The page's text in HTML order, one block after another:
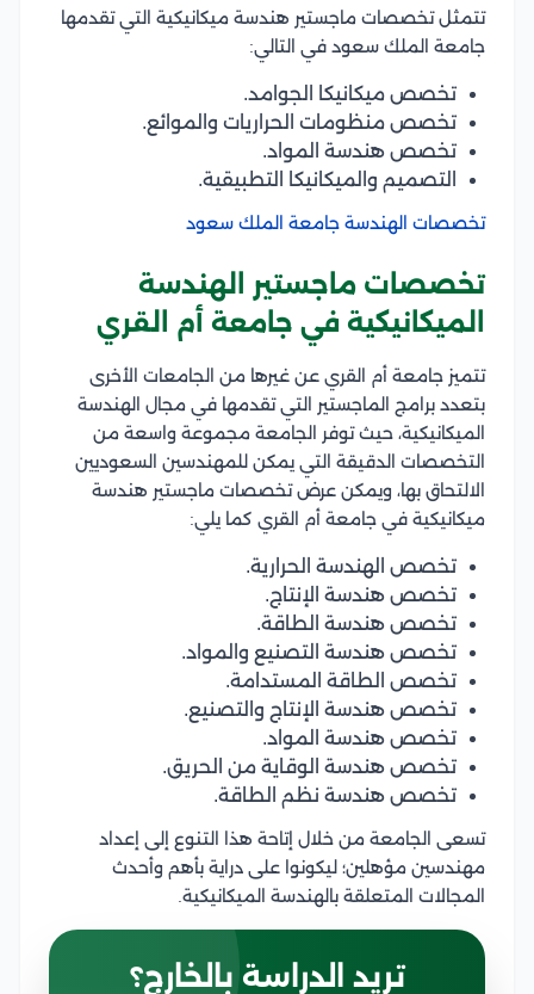
تتمثل تخصصات ماجستير هندسة ميكانيكية التي تقدمها
جامعة الملك سعود في التالي:
تخصص ميكانيكا الجوامد.
تخصص منظومات الحراريات والموائع.
تخصص هندسة المواد.
التصميم والميكانيكا التطبيقية.
تخصصات الهندسة جامعة الملك سعود
تخصصات ماجستير الهندسة
الميكانيكية في جامعة أم القري
تتميز جامعة أم القري عن غيرها من الجامعات الأخرى
بتعدد برامج الماجستير التي تقدمها في مجال الهندسة
الميكانيكية، حيث توفر الجامعة مجموعة واسعة من
التخصصات الدقيقة التي يمكن للمهندسين السعوديين
الالتحاق بها، ويمكن عرض تخصصات ماجستير هندسة
ميكانيكية في جامعة أم القري كما يلي:
تخصص الهندسة الحرارية.
تخصص هندسة الإنتاج.
تخصص هندسة الطاقة.
تخصص هندسة التصنيع والمواد.
تخصص الطاقة المستدامة.
تخصص هندسة الإنتاج والتصنيع.
تخصص هندسة المواد.
تخصص هندسة الوقاية من الحريق.
تخصص هندسة نظم الطاقة.
تسعى الجامعة من خلال إتاحة هذا التنوع إلى إعداد
مهندسين مؤهلين؛ ليكونوا على دراية بأهم وأحدث
المجالات المتعلقة بالهندسة الميكانيكية.
تريد الدراسة بالخارج؟